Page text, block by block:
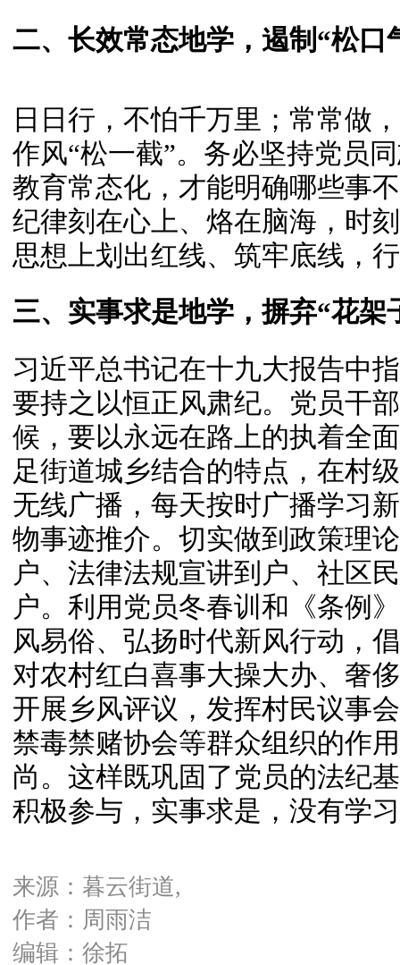
二、长效常态地学，遏制“松口
日日行，不怕千万里；常常做
作风“松一截”。务必坚持党员
教育常态化，才能明确哪些事
纪律刻在心上、烙在脑海，时
思想上划出红线、筑牢底线，
三、实事求是地学，摒弃“花架
习近平总书记在十九大报告中
要持之以恒正风肃纪。党员干
候，要以永远在路上的执着全
足街道城乡结合的特点，在村
无线广播，每天按时广播学习
物事迹推介。切实做到政策理
户、法律法规宣讲到户、社区
户。利用党员冬春训和《条例
风易俗、弘扬时代新风行动，
对农村红白喜事大操大办、奢
开展乡风评议，发挥村民议事
禁毒禁赌协会等群众组织的作
尚。这样既巩固了党员的法纪
积极参与，实事求是，没有学
来源：暮云街道,
作者：周雨洁
编辑：徐拓